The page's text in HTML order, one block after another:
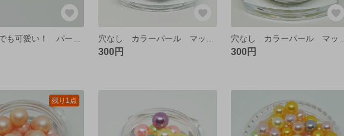
300円 300円
残り1点